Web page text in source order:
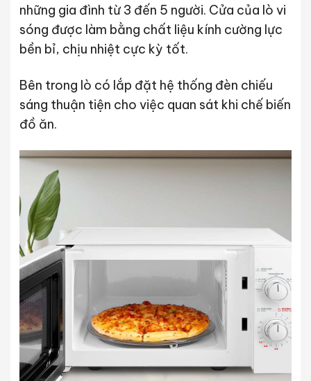
những gia đình từ 3 đến 5 người. Cửa của lò vi
sóng được làm bằng chất liệu kính cường lực
bền bỉ, chịu nhiệt cực kỳ tốt.
Bên trong lò có lắp đặt hệ thống đèn chiếu
sáng thuận tiện cho việc quan sát khi chế biến
đồ ăn.